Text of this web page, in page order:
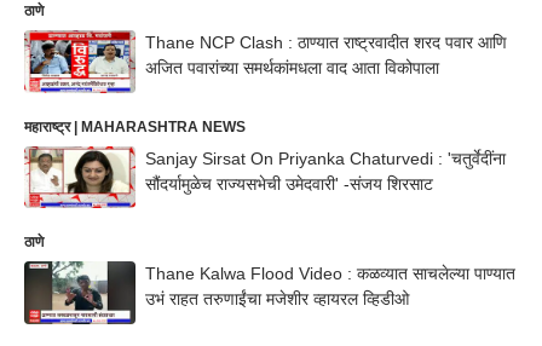
ठाणे
Thane NCP Clash : ठाण्यात राष्ट्रवादीत शरद पवार आणि
अजित पवारांच्या समर्थकांमधला वाद आता विकोपाला
महाराष्ट्र | MAHARASHTRA NEWS
Sanjay Sirsat On Priyanka Chaturvedi : 'चतुर्वेदींना
सौंदर्यामुळेच राज्यसभेची उमेदवारी' -संजय शिरसाट
ठाणे
Thane Kalwa Flood Video : कळव्यात साचलेल्या पाण्यात
उभं राहत तरुणाईंचा मजेशीर व्हायरल व्हिडीओ